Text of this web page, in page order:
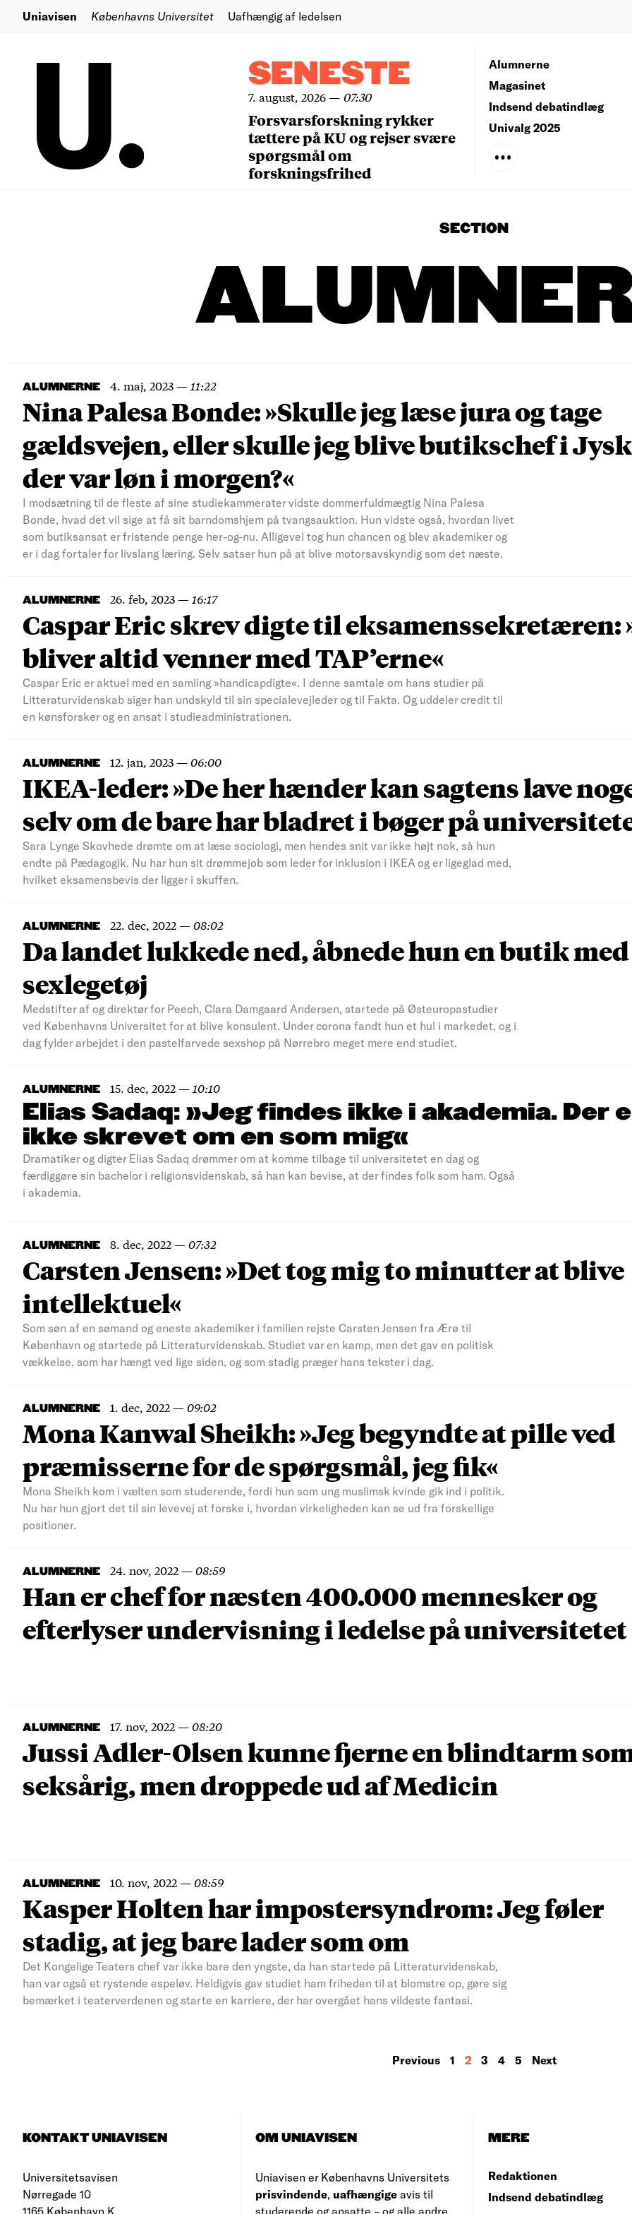
Uniavisen Københavns Universitet Uafhængig af ledelsen
SENESTE
7. august, 2026— 07:30
Forsvarsforskning rykker
tættere på KU og rejser svære
spørgsmål om
forskningsfrihed
Alumnerne
Magasinet
Indsend debatindlæg
Univalg 2025
SECTION
ALUMNERNE 4. maj, 2023— 11:22
Nina Palesa Bonde: »Skulle jeg læse jura og tage
gældsvejen, eller skulle jeg blive butikschef i
der var løn i morgen?«
I modsætning til de fleste af sine studiekammerater vidste dommerfuldmægtig Nina Palesa
Bonde, hvad det vil sige at få sit barndomshjem på tvangsauktion. Hun vidste også, hvordan livet
som butiksansat er fristende penge her-og-nu. Alligevel tog hun chancen og blev akademiker og
er i dag fortaler for livslang læring. Selv satser hun på at blive motorsavskyndig som det næste.
ALUMNERNE 26. feb, 2023— 16:17
Caspar Eric skrev digte til eksamenssekretæren:
bliver altid venner med TAP’erne«
Caspar Eric er aktuel med en samling »handicapdigte«. I denne samtale om hans studier på
Litteraturvidenskab siger han undskyld til sin specialevejleder og til Fakta. Og uddeler credit til
en kønsforsker og en ansat i studieadministrationen.
ALUMNERNE 12. jan, 2023—06:00
IKEA-leder: »De her hænder kan sagtens lave
selv om de bare har bladret i bøger på
Sara Lynge Skovhede drømte om at læse sociologi, men hendes snit var ikke højt nok, så hun
endte på Pædagogik. Nu har hun sit drømmejob som leder for inklusion i IKEA og er ligeglad med,
hvilket eksamensbevis der ligger i skuffen.
ALUMNERNE 22. dec, 2022—08:02
Da landet lukkede ned, åbnede hun en butik med
sexlegetøj
Medstifter af og direktør for Peech, Clara Damgaard Andersen, startede på Østeuropastudier
ved Københavns Universitet for at blive konsulent. Under corona fandt hun et hul i markedet, og i
dag fylder arbejdet i den pastelfarvede sexshop på Nørrebro meget mere end studiet.
ALUMNERNE 15. dec, 2022— 10:10
Elias Sadaq: »Jeg findes ikke i akademia. Der
ikke skrevet om en som mig«
Dramatiker og digter Elias Sadaq drømmer om at komme tilbage til universitetet en dag og
færdiggøre sin bachelor i religionsvidenskab, så han kan bevise, at der findes folk som ham. Også
i akademia.
ALUMNERNE 8. dec, 2022—07:32
Carsten Jensen: »Det tog mig to minutter at blive
intellektuel«
Som søn af en sømand og eneste akademiker i familien rejste Carsten Jensen fra Ærø til
København og startede på Litteraturvidenskab. Studiet var en kamp, men det gav en politisk
vækkelse, som har hængt ved lige siden, og som stadig præger hans tekster i dag.
ALUMNERNE 1. dec, 2022—09:02
Mona Kanwal Sheikh: »Jeg begyndte at pille ved
præmisserne for de spørgsmål, jeg fik«
Mona Sheikh kom i vælten som studerende, fordi hun som ung muslimsk kvinde gik ind i politik.
Nu har hun gjort det til sin levevej at forske i, hvordan virkeligheden kan se ud fra forskellige
positioner.
ALUMNERNE 24. nov, 2022—08:59
Han er chef for næsten 400.000 mennesker og
efterlyser undervisning i ledelse på universitetet
ALUMNERNE 17. nov, 2022—08:20
Jussi Adler-Olsen kunne fjerne en blindtarm
seksårig, men droppede ud af Medicin
ALUMNERNE 10. nov, 2022—08:59
Kasper Holten har impostersyndrom: Jeg føler
stadig, at jeg bare lader som om
Det Kongelige Teaters chef var ikke bare den yngste, da han startede på Litteraturvidenskab,
han var også et rystende espeløv. Heldigvis gav studiet ham friheden til at blomstre op, gøre sig
bemærket i teaterverdenen og starte en karriere, der har overgået hans vildeste fantasi.
Previous 1 2 3 4 5 Next
KONTAKT UNIAVISEN
Universitetsavisen
Nørregade 10
1165 København K
OM UNIAVISEN
Uniavisen er Københavns Universitets
prisvindende, uafhængige avis til
studerende og ansatte – og alle andre,
MERE
Redaktionen
Indsend debatindlæg